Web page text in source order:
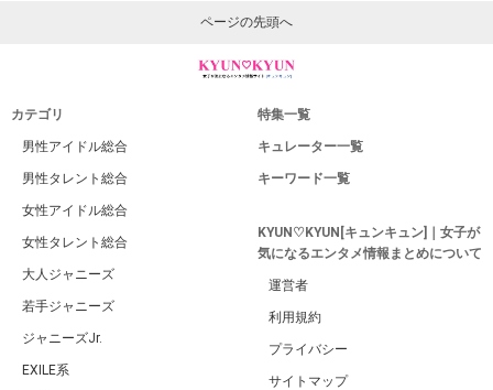
ページの先頭へ
カテゴリ
男性アイドル総合
男性タレント総合
女性アイドル総合
女性タレント総合
大人ジャニーズ
若手ジャニーズ
ジャニーズJr.
EXILE系
特集一覧
キュレーター一覧
キーワード一覧
KYUN♡KYUN[キュンキュン]｜女子が
気になるエンタメ情報まとめについて
運営者
利用規約
プライバシー
サイトマップ